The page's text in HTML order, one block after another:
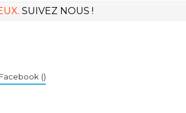
SUIVEZ NOUS !
()